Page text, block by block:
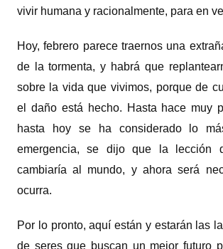
vivir humana y racionalmente, para en
Hoy, febrero parece traernos una
de la tormenta, y habrá que
sobre la vida que vivimos, porque de
el daño está hecho. Hasta hace muy
hasta hoy se ha considerado lo
emergencia, se dijo que la lección
cambiaría al mundo, y ahora será
ocurra.
Por lo pronto, aquí están y estarán las
de seres que buscan un mejor futuro